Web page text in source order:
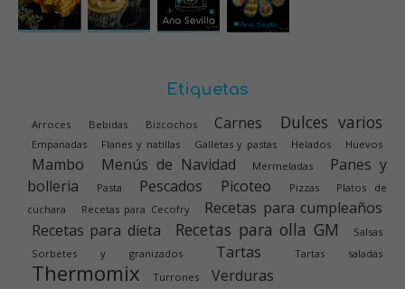
Etiquetas
Arroces Bebidas Bizcochos Carnes Dulces varios
Empanadas Flanes y natillas Galletas y pastas Helados Huevos
Mambo Menús de Navidad Mermeladas
Panes y
bolleria
Pasta Pescados Picoteo Pizzas
Platos de
cuchara
Recetas para Cecofry
Recetas para cumpleaños
Recetas para dieta
Recetas para olla GM
Salsas
Sorbetes y granizados
Tartas Tartas saladas
Thermomix Turrones Verduras